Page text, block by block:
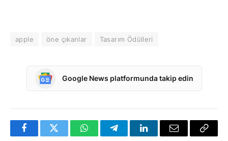
apple öne çıkanlar Tasarım Ödülleri
Google News platformunda takip edin
FacebookTwitter WhatsAppTelegramLinkedInE-